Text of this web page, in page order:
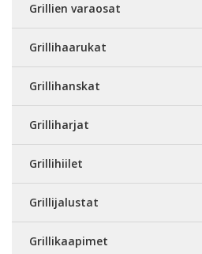
Grillien varaosat
Grillihaarukat
Grillihanskat
Grilliharjat
Grillihiilet
Grillijalustat
Grillikaapimet